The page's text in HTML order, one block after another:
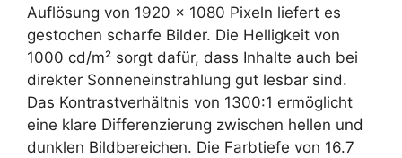
Auflösung von 1920 x 1080 Pixeln liefert es
gestochen scharfe Bilder. Die Helligkeit von
1000 cd/m² sorgt dafür, dass Inhalte auch bei
direkter Sonneneinstrahlung gut lesbar sind.
Das Kontrastverhältnis von 1300:1 ermöglicht
eine klare Differenzierung zwischen hellen und
dunklen Bildbereichen. Die Farbtiefe von 16.7